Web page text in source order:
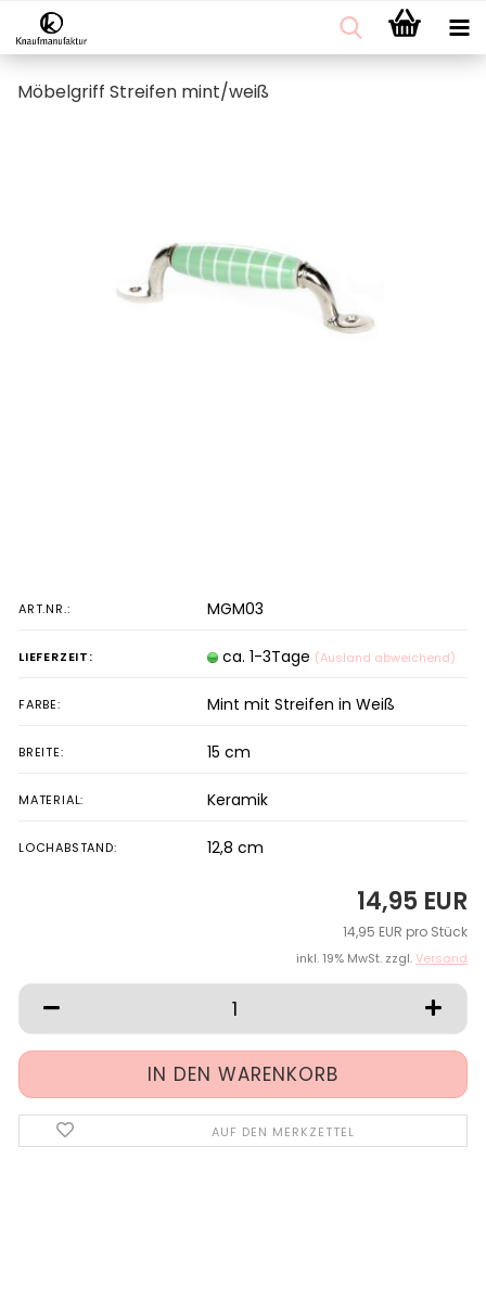
Möbelgriff Streifen mint/weiß
ART.NR.: MGM03
LIEFERZEIT: ca. 1-3Tage (Ausland abweichend)
FARBE: Mint mit Streifen in Weiß
BREITE: 15 cm
MATERIAL: Keramik
LOCHABSTAND: 12,8 cm
14,95 EUR
14,95 EUR pro Stück
inkl. 19% MwSt. zzgl.Versand
AUF DEN MERKZETTEL